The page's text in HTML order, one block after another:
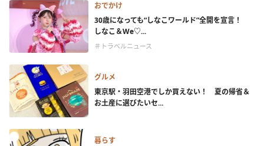
おでかけ
30歳になっても“しなこワールド”全開を宣言！
しなこ＆We♡...
＃トラベルニュース
グルメ
東京駅・羽田空港でしか買えない！ 夏の帰省＆
お土産に選びたいセ...
暮らす